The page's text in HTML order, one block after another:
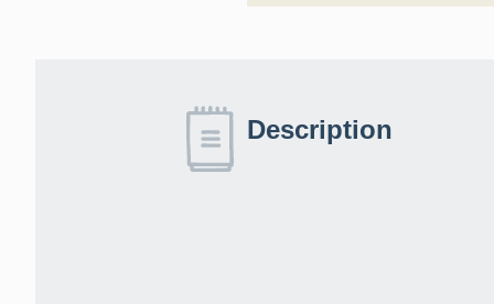
Description